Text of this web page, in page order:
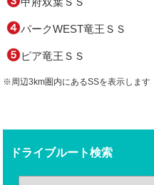
パークWEST竜王ＳＳ
ピア竜王ＳＳ
※周辺3km圏内にあるSSを表示します
ドライブルート検索